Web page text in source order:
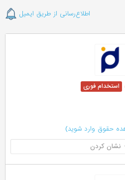
اطلاع‌رسانی از طریق ایمیل
حقوق وارد شوید)
نشان کردن